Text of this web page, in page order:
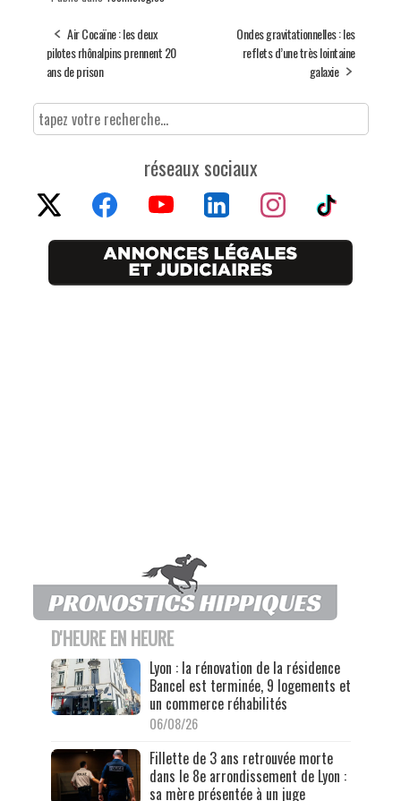
Air Cocaïne : les deux
pilotes rhônalpins prennent 20
ans de prison
Ondes gravitationnelles : les
reflets d’une très lointaine
galaxie
réseaux sociaux
D'HEURE EN HEURE
Lyon : la rénovation de la résidence
Bancel est terminée, 9 logements et
un commerce réhabilités
06/08/26
Fillette de 3 ans retrouvée morte
dans le 8e arrondissement de Lyon :
sa mère présentée à un juge